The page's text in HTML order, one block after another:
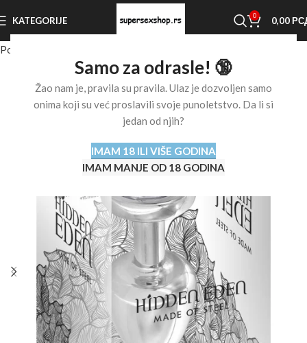
Samo za odrasle! 🔞
Žao nam je, pravila su pravila. Ulaz je dozvoljen samo
onima koji su već proslavili svoje punoletstvo. Da li si
jedan od njih?
IMAM 18 ILI VIŠE GODINA
IMAM MANJE OD 18 GODINA
KATEGORIJE 0 0,00
Početna stranica